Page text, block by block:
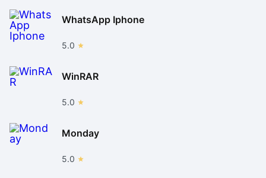
WhatsApp Iphone
5.0
WinRAR
5.0
Monday
5.0